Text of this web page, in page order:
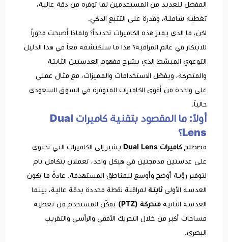
المفضل للعديد من المستخدمين لما توفره من دقة عالية،
تغطية شاملة، وقدرة على التتبع الذكي.
لكن، ما الذي يميز هذه الكاميرات تحديداً؟ ولماذا أصبحت محوراً
للابتكار في عالم المراقبة؟ هذا ما سنكتشفه معاً في هذا الدليل
التوعوي المبسّط الذي يشرح مفهوم العدستين الثابتة
والمتحركة، ويفصّل الاستخدامات والمميزات، مع مثال عملي
على واحدة من أقوى الكاميرات المتوفرة في السوق السعودي
حالياً.
أولاً: ما المقصود بتقنية كاميرات Dual
Lens؟
مصطلح كاميرات Dual Lens
يشير إلى الكاميرات التي تحتوي
على عدستين مدمجتين في هيكل واحد، تعملان بتكامل تام
لتوفير رؤية أوضح وأوسع للمناطق المستهدفة. عادةً ما تكون
العدسة الأولىثابتة لمراقبة نقطة محددة بدقة عالية، بينما
العدسة الثانية متحركة (PTZ)
تمكّن المستخدم من تغطية
مساحات أكبر من خلال التحريك الأفقي والرأسي والتقريب
البصري.